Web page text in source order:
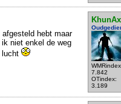
7.842
OTindex:
3.189
hebt maar
niet enkel de weg
lucht